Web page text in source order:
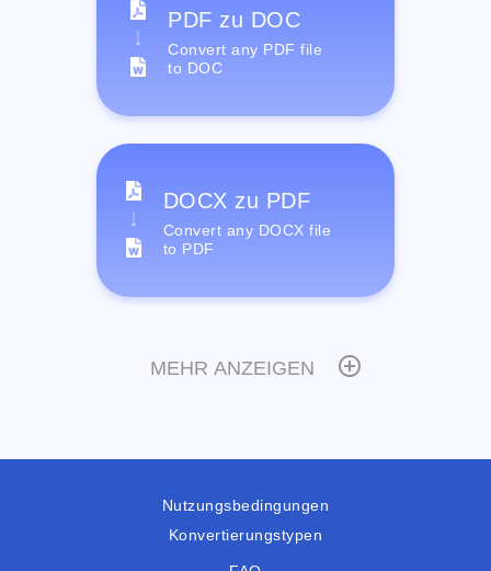
PDF zu DOC
Convert any PDF file
to DOC
DOCX zu PDF
Convert any DOCX file
to PDF
MEHR ANZEIGEN
Nutzungsbedingungen
Konvertierungstypen